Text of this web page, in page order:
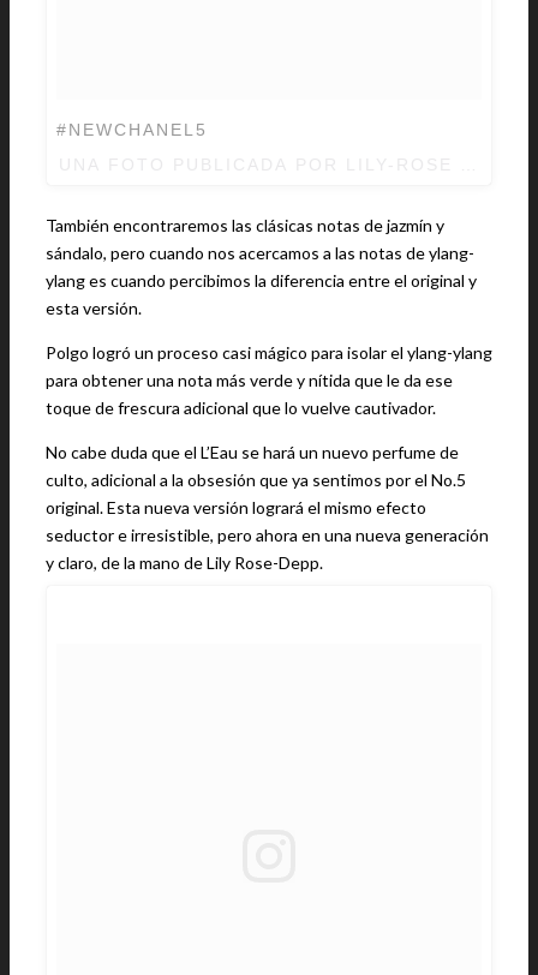
#NEWCHANEL5
También encontraremos las clásicas notas de jazmín y
sándalo, pero cuando nos acercamos a las notas de ylang-
ylang es cuando percibimos la diferencia entre el original y
esta versión.
Polgo logró un proceso casi mágico para isolar el ylang-ylang
para obtener una nota más verde y nítida que le da ese
toque de frescura adicional que lo vuelve cautivador.
No cabe duda que el L’Eau se hará un nuevo perfume de
culto, adicional a la obsesión que ya sentimos por el No.5
original. Esta nueva versión logrará el mismo efecto
seductor e irresistible, pero ahora en una nueva generación
y claro, de la mano de Lily Rose-Depp.